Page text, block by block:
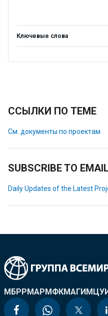
Ключевые слова
ССЫЛКИ ПО ТЕМЕ
См. документы по проектам
SUBSCRIBE TO
Daily Updates of the Latest
МБРРМАРМФКМАГИ